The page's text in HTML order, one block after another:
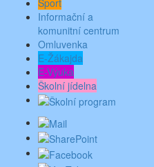
Sport
Informační a
komunitní centrum
Omluvenka
E-Žákajda
E-Výuka
Školní jídelna